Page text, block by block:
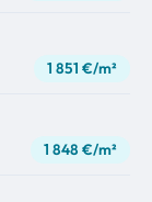
1 851 €/m²
1 848 €/m²